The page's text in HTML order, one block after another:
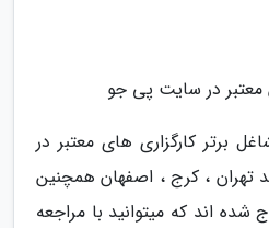
معتبر در سایت پی جو
برتر کارگزاری های معتبر در
تهران ، کرج ، اصفهان همچنین
شده اند که میتوانید با مراجعه